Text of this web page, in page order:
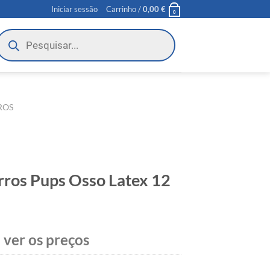
Iniciar sessão Carrinho /0,00€ 0
Pups Osso Latex 12
os preços